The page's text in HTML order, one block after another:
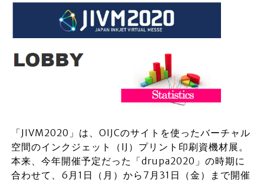
「JIVM2020」は、OIJCのサイトを使ったバーチャル
空間のインクジェット（IJ）プリント印刷資機材展。
本来、今年開催予定だった「drupa2020」の時期に
合わせて、6月1日（月）から7月31日（金）まで開催